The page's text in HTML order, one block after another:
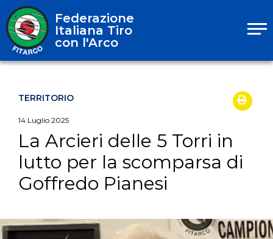
Federazione
Italiana Tiro
con l'Arco
TERRITORIO
14 Luglio 2025
La Arcieri delle 5 Torri in
lutto per la scomparsa di
Goffredo Pianesi